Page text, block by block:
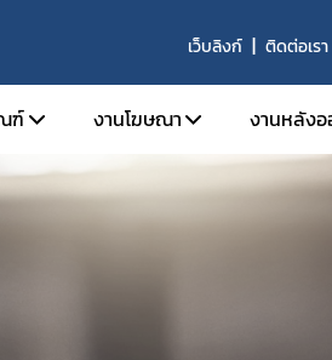
เว็บลิงก์ ติดต่อเรา
ย
ฑ์
ทะเบียนผลิตภัณฑ์
เครื่องมือแพทย์สำหรับวินิจฉัยภายนอกร่า
งานโฆษณา
ข้อมูลเบื้องต้นและกฎหมาย
โฆษณาต่อผู้ประกอบวิชา
งานหลัง
บท
หน้
ผลิ
ประ